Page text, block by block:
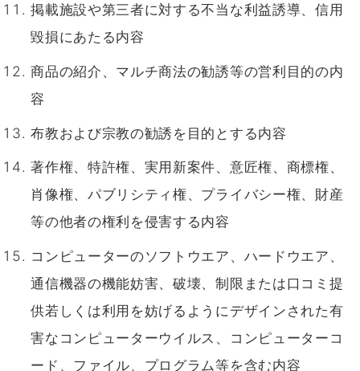
掲載施設や第三者に対する不当な利益誘導、信用
毀損にあたる内容
商品の紹介、マルチ商法の勧誘等の営利目的の内
容
布教および宗教の勧誘を目的とする内容
著作権、特許権、実用新案件、意匠権、商標権、
肖像権、パブリシティ権、プライバシー権、財産
等の他者の権利を侵害する内容
コンピューターのソフトウエア、ハードウエア、
通信機器の機能妨害、破壊、制限または口コミ提
供若しくは利用を妨げるようにデザインされた有
害なコンピューターウイルス、コンピューターコ
ード、ファイル、プログラム等を含む内容